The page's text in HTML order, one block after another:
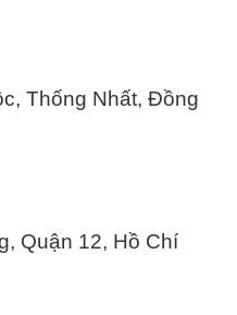
Thống Nhất, Đồng
Quận 12, Hồ Chí